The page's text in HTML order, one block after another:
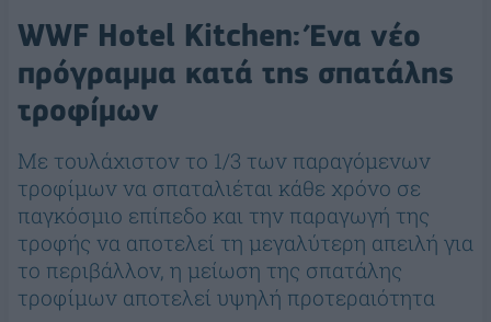
WWF Hotel Kitchen: Ένα νέο
πρόγραμμα κατά της σπατάλης
τροφίμων
Με τουλάχιστον το 1/3 των παραγόμενων
τροφίμων να σπαταλιέται κάθε χρόνο σε
παγκόσμιο επίπεδο και την παραγωγή της
τροφής να αποτελεί τη μεγαλύτερη απειλή για
το περιβάλλον, η μείωση της σπατάλης
τροφίμων αποτελεί υψηλή προτεραιότητα